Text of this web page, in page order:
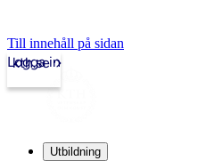
Till innehåll på sidan
kth.se
Logga in
Utbildning